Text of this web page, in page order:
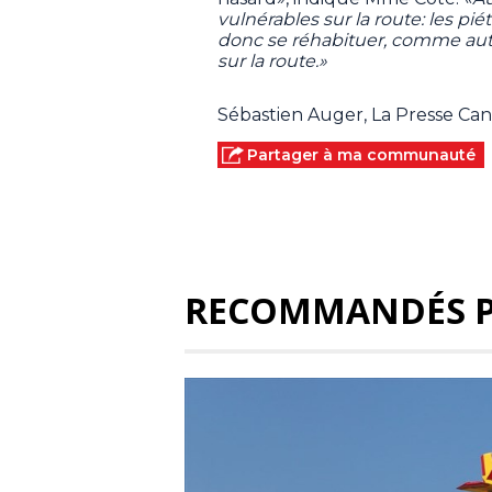
vulnérables sur la route: les
donc se réhabituer, comme
sur la route.»
Sébastien Auger, La Presse
Partager à ma communauté
RECOMMANDÉS